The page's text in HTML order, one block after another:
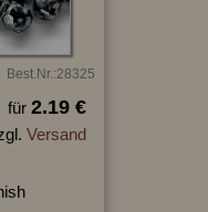
Best.Nr.:28325
für 2.19 €
Versand